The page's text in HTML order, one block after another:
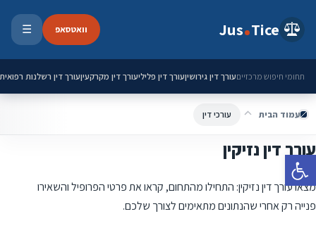
פתח סרגל נגישות
Jus Tice וואטסאפ ☰
תחומי חיפוש מרכזייםעורך דין גירושיןעורך דין פליליעורך דין מקרקעיןעורך דין רשלנות רפואית
עמוד הבית עורכי דין
עורך דין נזיקין
מצאו עורך דין נזיקין: התחילו מהתחום, קראו את פרטי הפרופיל והשאירו
פנייה רק אחרי שהנתונים מתאימים לצורך שלכם.